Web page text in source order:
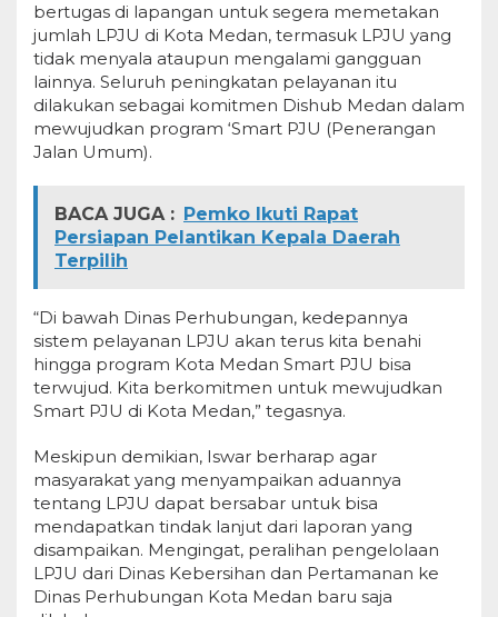
bertugas di lapangan untuk segera memetakan
jumlah LPJU di Kota Medan, termasuk LPJU yang
tidak menyala ataupun mengalami gangguan
lainnya. Seluruh peningkatan pelayanan itu
dilakukan sebagai komitmen Dishub Medan dalam
mewujudkan program ‘Smart PJU (Penerangan
Jalan Umum).
BACA JUGA : Pemko Ikuti Rapat
Persiapan Pelantikan Kepala Daerah
Terpilih
“Di bawah Dinas Perhubungan, kedepannya
sistem pelayanan LPJU akan terus kita benahi
hingga program Kota Medan Smart PJU bisa
terwujud. Kita berkomitmen untuk mewujudkan
Smart PJU di Kota Medan,” tegasnya.
Meskipun demikian, Iswar berharap agar
masyarakat yang menyampaikan aduannya
tentang LPJU dapat bersabar untuk bisa
mendapatkan tindak lanjut dari laporan yang
disampaikan. Mengingat, peralihan pengelolaan
LPJU dari Dinas Kebersihan dan Pertamanan ke
Dinas Perhubungan Kota Medan baru saja